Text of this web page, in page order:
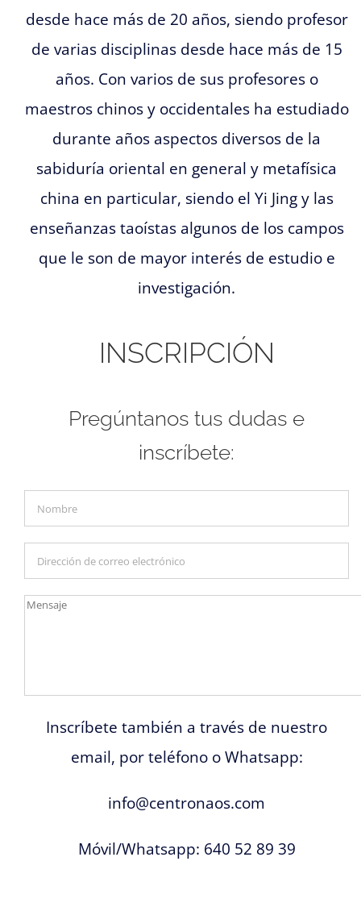
desde hace más de 20 años, siendo profesor
de varias disciplinas desde hace más de 15
años. Con varios de sus profesores o
maestros chinos y occidentales ha estudiado
durante años aspectos diversos de la
sabiduría oriental en general y metafísica
china en particular, siendo el Yi Jing y las
enseñanzas taoístas algunos de los campos
que le son de mayor interés de estudio e
investigación.
INSCRIPCIÓN
Pregúntanos tus dudas e
inscríbete:
Inscríbete también a través de nuestro
email, por teléfono o Whatsapp:
info@centronaos.com
Móvil/Whatsapp: 640 52 89 39